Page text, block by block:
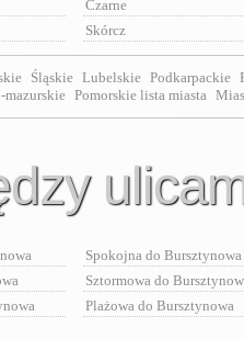
Czarne
Skórcz
Śląskie Lubelskie Podkarpackie
mazurskie Pomorskie lista miasta
Spokojna do Bursztynowa
Sztormowa do
Plażowa do Bursztynowa